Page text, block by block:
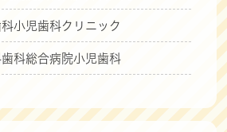
小児歯科クリニック
科総合病院小児歯科